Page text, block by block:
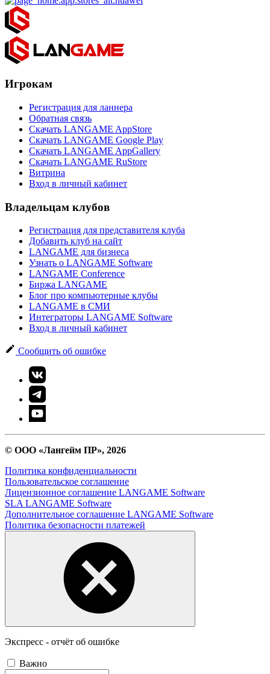
Игрокам
Регистрация для ланнера
Обратная связь
Скачать LANGAME AppStore
Скачать LANGAME Google Play
Скачать LANGAME AppGallery
Скачать LANGAME RuStore
Витрина
Вход в личный кабинет
Владельцам клубов
Регистрация для представителя клуба
Добавить клуб на сайт
LANGAME для бизнеса
Узнать о LANGAME Software
LANGAME Conference
Биржа LANGAME
Блог про компьютерные клубы
LANGAME в СМИ
Интеграторы LANGAME Software
Вход в личный кабинет
Сообщить об ошибке
© ООО «Лангейм ПР», 2026
Политика конфиденциальности
Пользовательское соглашение
Лицензионное соглашение LANGAME Software
SLA LANGAME Software
Дополнительное соглашение LANGAME Software
Политика безопасности платежей
Экспресс - отчёт об ошибке
Важно